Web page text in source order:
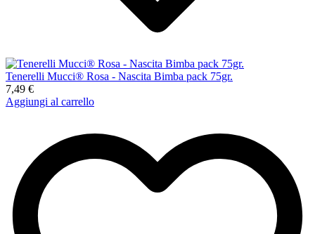
Tenerelli Mucci® Rosa - Nascita Bimba pack 75gr.
7,49 €
Aggiungi al carrello